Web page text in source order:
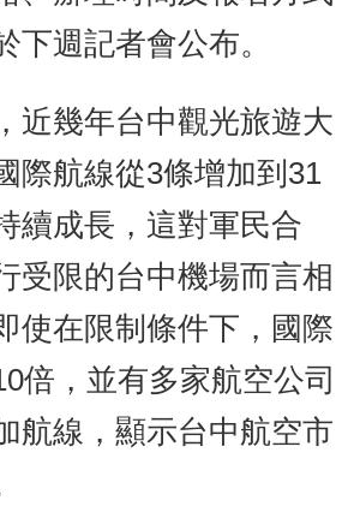
下週記者會公布。
近幾年台中觀光旅遊大
際航線從3條增加到31
續成長，這對軍民合
受限的台中機場而言相
使在限制條件下，國際
倍，並有多家航空公司
航線，顯示台中航空市